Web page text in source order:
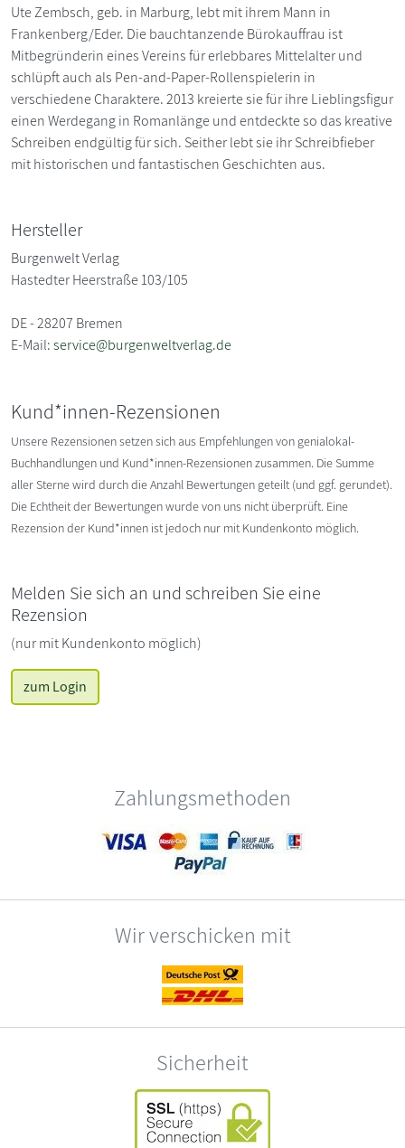
Ute Zembsch, geb. in Marburg, lebt mit ihrem Mann in
Frankenberg/Eder. Die bauchtanzende Bürokauffrau ist
Mitbegründerin eines Vereins für erlebbares Mittelalter und
schlüpft auch als Pen-and-Paper-Rollenspielerin in
verschiedene Charaktere. 2013 kreierte sie für ihre Lieblingsfigur
einen Werdegang in Romanlänge und entdeckte so das kreative
Schreiben endgültig für sich. Seither lebt sie ihr Schreibfieber
mit historischen und fantastischen Geschichten aus.
Hersteller
Burgenwelt Verlag
Hastedter Heerstraße 103/105
DE - 28207 Bremen
E-Mail:service@burgenweltverlag.de
Kund*innen-Rezensionen
Unsere Rezensionen setzen sich aus Empfehlungen von genialokal-
Buchhandlungen und Kund*innen-Rezensionen zusammen. Die Summe
aller Sterne wird durch die Anzahl Bewertungen geteilt (und ggf. gerundet).
Die Echtheit der Bewertungen wurde von uns nicht überprüft. Eine
Rezension der Kund*innen ist jedoch nur mit Kundenkonto möglich.
Melden Sie sich an und schreiben Sie eine
Rezension
(nur mit Kundenkonto möglich)
zum Login
Zahlungsmethoden
Wir verschicken mit
Sicherheit